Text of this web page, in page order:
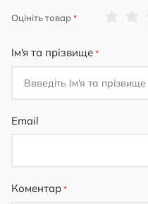
Оцініть товар
Ім'я та прізвище
Email
Коментар